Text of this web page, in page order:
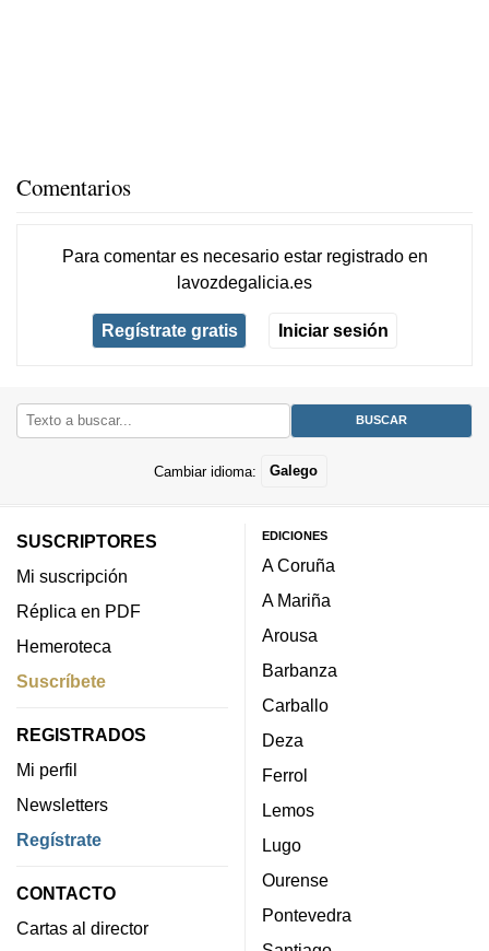
Comentarios
Para comentar es necesario estar registradoen
lavozdegalicia.es
Regístrate gratis Iniciar sesión
Cambiar idioma: Galego
SUSCRIPTORES
Mi suscripción
Réplica en PDF
Hemeroteca
Suscríbete
REGISTRADOS
Mi perfil
Newsletters
Regístrate
CONTACTO
Cartas al director
EDICIONES
A Coruña
A Mariña
Arousa
Barbanza
Carballo
Deza
Ferrol
Lemos
Lugo
Ourense
Pontevedra